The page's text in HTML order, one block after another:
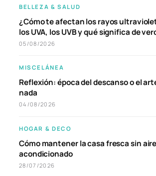
BELLEZA & SALUD
¿Cómo te afectan los rayos
los UVA, los UVB y qué significa de
05/08/2026
MISCELÁNEA
Reflexión: época del descanso o el
nada
04/08/2026
HOGAR & DECO
Cómo mantener la casa fresca sin aire
acondicionado
28/07/2026